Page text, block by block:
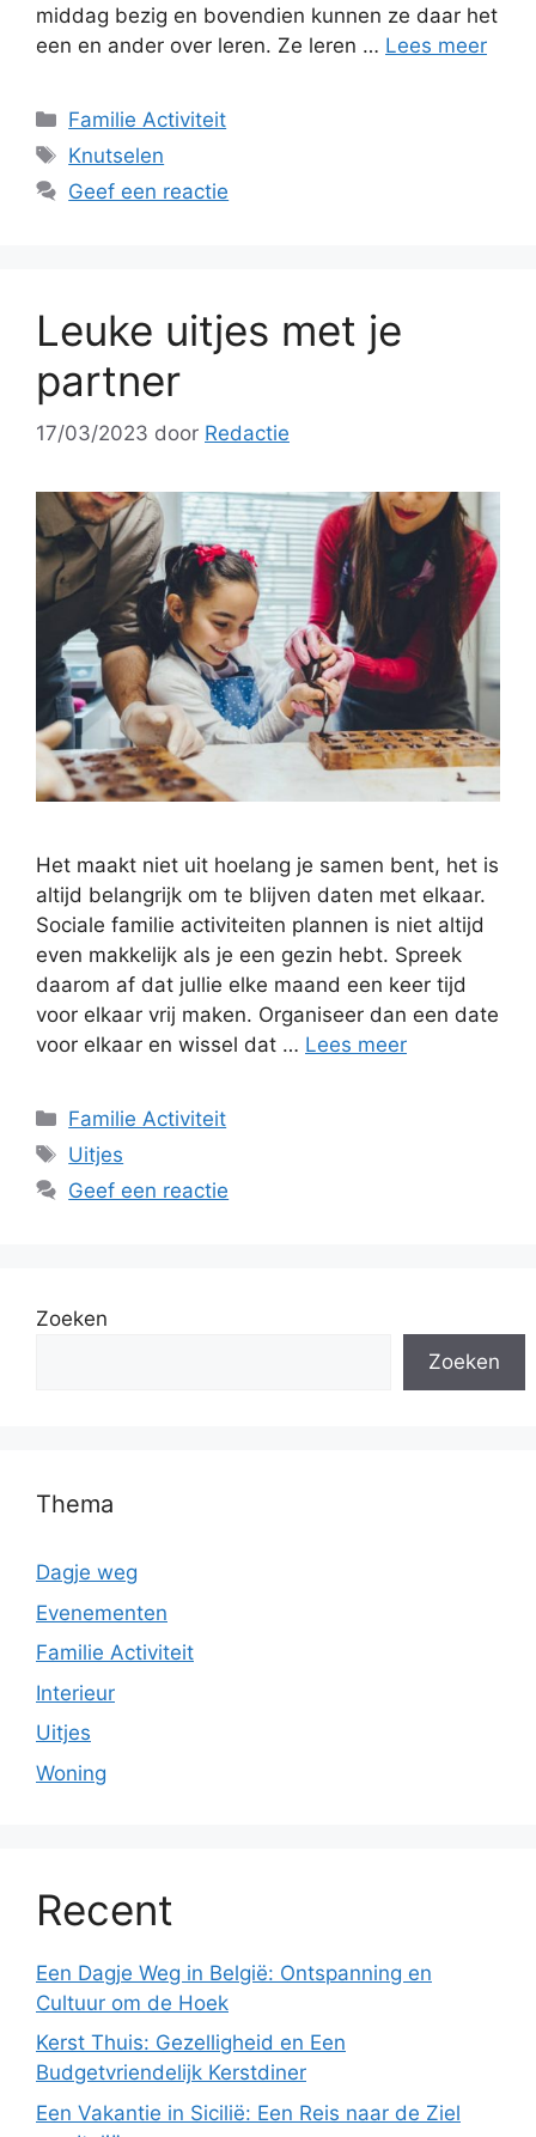
middag bezig en bovendien kunnen ze daar het
een en ander over leren. Ze leren … Lees meer
Categorieën
Familie Activiteit
Tags
Knutselen
Geef een reactie
Leuke uitjes met je
partner
17/03/2023 door Redactie
Het maakt niet uit hoelang je samen bent, het is
altijd belangrijk om te blijven daten met elkaar.
Sociale familie activiteiten plannen is niet altijd
even makkelijk als je een gezin hebt. Spreek
daarom af dat jullie elke maand een keer tijd
voor elkaar vrij maken. Organiseer dan een date
voor elkaar en wissel dat … Lees meer
Categorieën
Familie Activiteit
Tags
Uitjes
Geef een reactie
Zoeken
Zoeken
Thema
Dagje weg
Evenementen
Familie Activiteit
Interieur
Uitjes
Woning
Recent
Een Dagje Weg in België: Ontspanning en
Cultuur om de Hoek
Kerst Thuis: Gezelligheid en Een
Budgetvriendelijk Kerstdiner
Een Vakantie in Sicilië: Een Reis naar de Ziel